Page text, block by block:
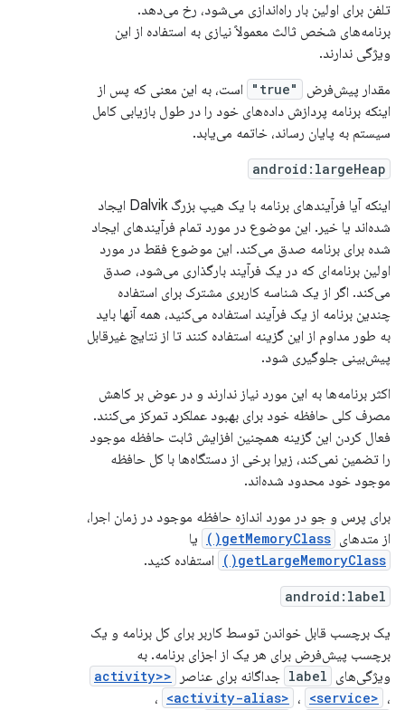
تلفن برای اولین بار راه‌اندازی می‌شود، رخ می‌دهد.
برنامه‌های شخص ثالث معمولاً نیازی به استفاده از این
ویژگی ندارند.
مقدار پیش‌فرض
"true"
است، به این معنی که پس از
اینکه برنامه پردازش داده‌های خود را در طول بازیابی کامل
سیستم به پایان رساند، خاتمه می‌یابد.
android:largeHeap
اینکه آیا فرآیندهای برنامه با یک هیپ بزرگ Dalvik ایجاد
شده‌اند یا خیر. این موضوع در مورد تمام فرآیندهای ایجاد
شده برای برنامه صدق می‌کند. این موضوع فقط در مورد
اولین برنامه‌ای که در یک فرآیند بارگذاری می‌شود، صدق
می‌کند. اگر از یک شناسه کاربری مشترک برای استفاده
چندین برنامه از یک فرآیند استفاده می‌کنید، همه آنها باید
به طور مداوم از این گزینه استفاده کنند تا از نتایج غیرقابل
پیش‌بینی جلوگیری شود.
اکثر برنامه‌ها به این مورد نیاز ندارند و در عوض بر کاهش
مصرف کلی حافظه خود برای بهبود عملکرد تمرکز می‌کنند.
فعال کردن این گزینه همچنین افزایش ثابت حافظه موجود
را تضمین نمی‌کند، زیرا برخی از دستگاه‌ها با کل حافظه
موجود خود محدود شده‌اند.
برای پرس و جو در مورد اندازه حافظه موجود در زمان اجرا،
از متدهای getMemoryClass() یا
getLargeMemoryClass() استفاده کنید.
android:label
یک برچسب قابل خواندن توسط کاربر برای کل برنامه و یک
برچسب پیش‌فرض برای هر یک از اجزای برنامه. به
ویژگی‌های label جداگانه برای عناصر <activity>
، <activity-alias> ، <service> ،